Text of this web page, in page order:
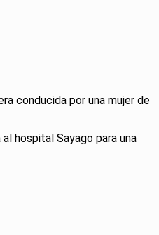
conducida por una mujer de
hospital Sayago para una